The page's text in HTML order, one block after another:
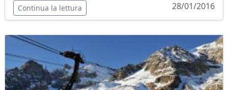
Continua la lettura 28/01/2016